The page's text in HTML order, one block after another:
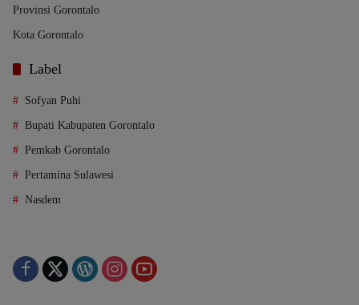
Provinsi Gorontalo
Kota Gorontalo
Label
Sofyan Puhi
Bupati Kabupaten Gorontalo
Pemkab Gorontalo
Pertamina Sulawesi
Nasdem